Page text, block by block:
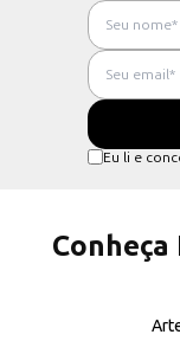
Eu li e
Conheça